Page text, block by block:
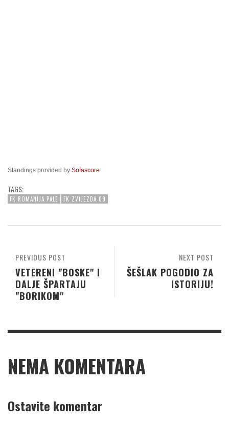
Standings provided by Sofascore
TAGS:
FK ROMANIJA PALE FK ZVIJEZDA 09
NEXT POST
ŠEŠLAK POGODIO ZA
ISTORIJU!
PREVIOUS POST
VETERENI "BOSKE" I
DALJE ŠPARTAJU
"BORIKOM"
NEMA KOMENTARA
Ostavite komentar